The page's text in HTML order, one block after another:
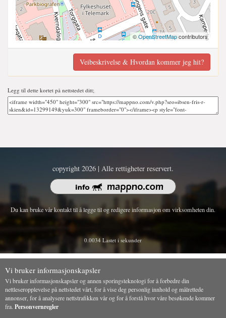
©OpenStreetMapcontributors
Veibeskrivelse & Hvordan kommer jeg hit?
Legg til dette kortet på nettstedet ditt;
copyright 2026 | Alle rettigheter reservert.
Du kan bruke vår kontakt til å legge til og redigere informasjon om virksomheten din.
0.0034 Lastet i sekunder
Vi bruker informasjonskapsler
Vi bruker informasjonskapsler og annen sporingsteknologi for å forbedre din
nettleseropplevelse på nettstedet vårt, for å vise deg personlig innhold og målrettede
annonser, for å analysere nettstrafikken vår og for å forstå hvor våre besøkende kommer
fra. Personvernregler